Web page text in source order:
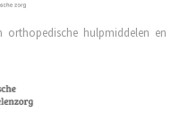
orthopedische hulpmiddelen en